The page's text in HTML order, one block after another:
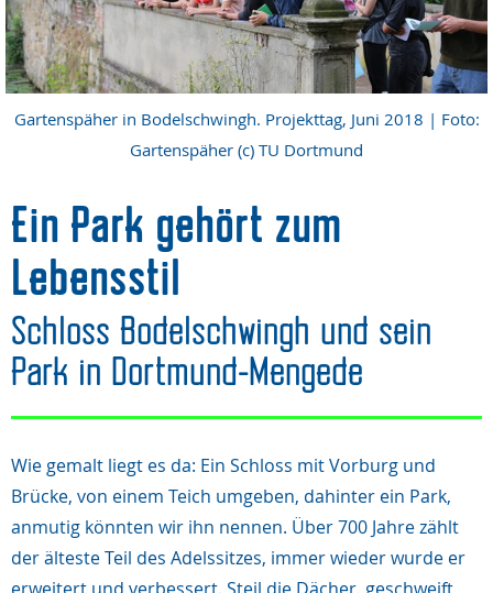
Gartenspäher in Bodelschwingh. Projekttag, Juni 2018 | Foto:
Gartenspäher (c) TU Dortmund
Ein Park gehört zum
Lebensstil
Schloss Bodelschwingh und sein
Park in Dortmund-Mengede
Wie gemalt liegt es da: Ein Schloss mit Vorburg und
Brücke, von einem Teich umgeben, dahinter ein Park,
anmutig könnten wir ihn nennen. Über 700 Jahre zählt
der älteste Teil des Adelssitzes, immer wieder wurde er
erweitert und verbessert. Steil die Dächer, geschweift